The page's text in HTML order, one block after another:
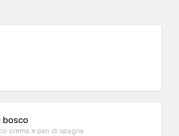
bosco
crema e pan di spagna